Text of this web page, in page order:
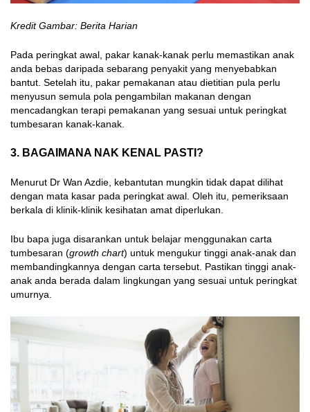
Kredit Gambar: Berita Harian
Pada peringkat awal, pakar kanak-kanak perlu memastikan anak
anda bebas daripada sebarang penyakit yang menyebabkan
bantut. Setelah itu, pakar pemakanan atau dietitian pula perlu
menyusun semula pola pengambilan makanan dengan
mencadangkan terapi pemakanan yang sesuai untuk peringkat
tumbesaran kanak-kanak.
3. BAGAIMANA NAK KENAL PASTI?
Menurut Dr Wan Azdie, kebantutan mungkin tidak dapat dilihat
dengan mata kasar pada peringkat awal. Oleh itu, pemeriksaan
berkala di klinik-klinik kesihatan amat diperlukan.
Ibu bapa juga disarankan untuk belajar menggunakan carta
tumbesaran (growth chart) untuk mengukur tinggi anak-anak dan
membandingkannya dengan carta tersebut. Pastikan tinggi anak-
anak anda berada dalam lingkungan yang sesuai untuk peringkat
umurnya.